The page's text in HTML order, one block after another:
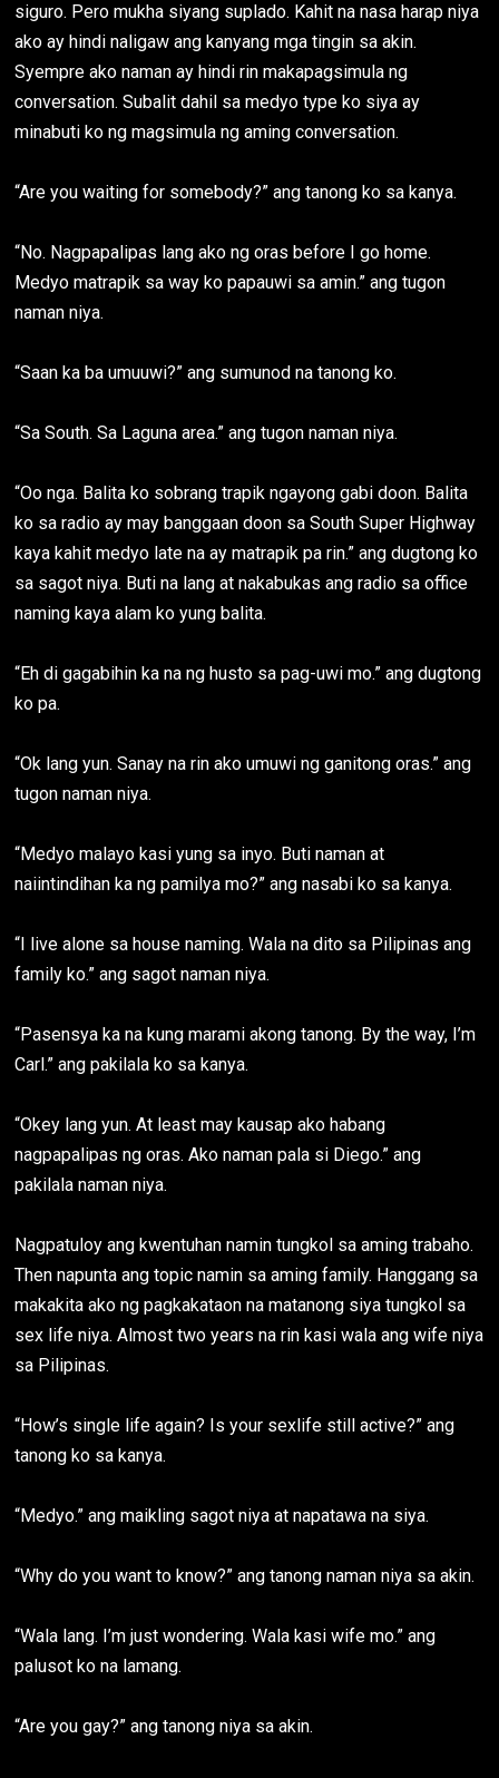
siguro. Pero mukha siyang suplado. Kahit na nasa harap niya
ako ay hindi naligaw ang kanyang mga tingin sa akin.
Syempre ako naman ay hindi rin makapagsimula ng
conversation. Subalit dahil sa medyo type ko siya ay
minabuti ko ng magsimula ng aming conversation.
“Are you waiting for somebody?” ang tanong ko sa kanya.
“No. Nagpapalipas lang ako ng oras before I go home.
Medyo matrapik sa way ko papauwi sa amin.” ang tugon
naman niya.
“Saan ka ba umuuwi?” ang sumunod na tanong ko.
“Sa South. Sa Laguna area.” ang tugon naman niya.
“Oo nga. Balita ko sobrang trapik ngayong gabi doon. Balita
ko sa radio ay may banggaan doon sa South Super Highway
kaya kahit medyo late na ay matrapik pa rin.” ang dugtong ko
sa sagot niya. Buti na lang at nakabukas ang radio sa office
naming kaya alam ko yung balita.
“Eh di gagabihin ka na ng husto sa pag-uwi mo.” ang dugtong
ko pa.
“Ok lang yun. Sanay na rin ako umuwi ng ganitong oras.” ang
tugon naman niya.
“Medyo malayo kasi yung sa inyo. Buti naman at
naiintindihan ka ng pamilya mo?” ang nasabi ko sa kanya.
“I live alone sa house naming. Wala na dito sa Pilipinas ang
family ko.” ang sagot naman niya.
“Pasensya ka na kung marami akong tanong. By the way, I’m
Carl.” ang pakilala ko sa kanya.
“Okey lang yun. At least may kausap ako habang
nagpapalipas ng oras. Ako naman pala si Diego.” ang
pakilala naman niya.
Nagpatuloy ang kwentuhan namin tungkol sa aming trabaho.
Then napunta ang topic namin sa aming family. Hanggang sa
makakita ako ng pagkakataon na matanong siya tungkol sa
sex life niya. Almost two years na rin kasi wala ang wife niya
sa Pilipinas.
“How’s single life again? Is your sexlife still active?” ang
tanong ko sa kanya.
“Medyo.” ang maikling sagot niya at napatawa na siya.
“Why do you want to know?” ang tanong naman niya sa akin.
“Wala lang. I’m just wondering. Wala kasi wife mo.” ang
palusot ko na lamang.
“Are you gay?” ang tanong niya sa akin.